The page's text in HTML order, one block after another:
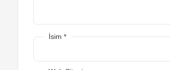
İsim *